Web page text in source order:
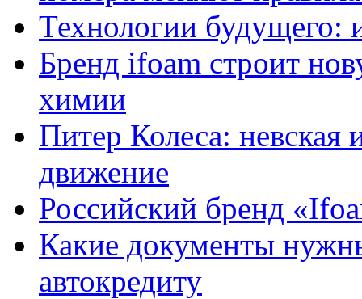
Технологии будущего:
Бренд ifoam строит
химии
Питер Колеса: невская
движение
Российский бренд
Какие документы
автокредиту